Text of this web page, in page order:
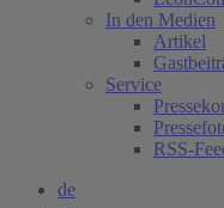
In den Medien
Artikel
Service
RSS-
de